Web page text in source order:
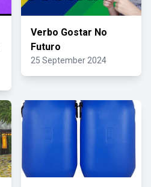
Verbo Gostar No
Futuro
25 September 2024